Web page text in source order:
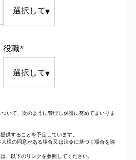
役職*
いて、次のように管理し保護に努めてまいりま
供することを予定しています。
様の同意がある場合又は法令に基づく場合を除
、以下のリンクを参照してください。